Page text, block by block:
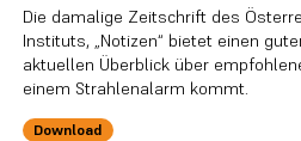
Die damalige Zeitschrift des
Instituts, „Notizen“ bietet einen
aktuellen Überblick über
einem Strahlenalarm kommt.
Download